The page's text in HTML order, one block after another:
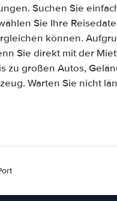
Suchen Sie
Sie Ihre
können.
Sie direkt mit der
zu großen Autos,
Warten Sie nicht